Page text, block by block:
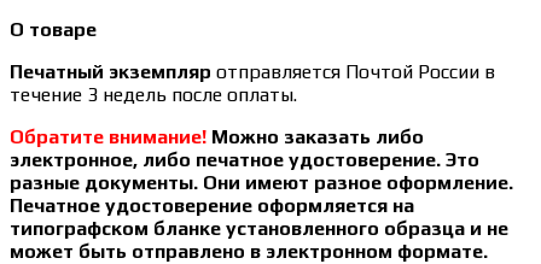
О товаре
Печатный экземпляр отправляется Почтой России в
течение 3 недель после оплаты.
Обратите внимание! Можно заказать либо
электронное, либо печатное удостоверение. Это
разные документы. Они имеют разное оформление.
Печатное удостоверение оформляется на
типографском бланке установленного образца и не
может быть отправлено в электронном формате.